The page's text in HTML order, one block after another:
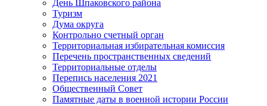
День Шпаковского района
Туризм
Дума округа
Контрольно счетный орган
Территориальная избирательная комиссия
Перечень пространственных сведений
Территориальные отделы
Перепись населения 2021
Общественный Совет
Памятные даты в военной истории России